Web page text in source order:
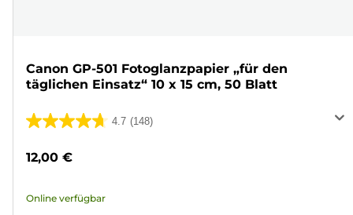
Canon GP-501 Fotoglanzpapier „für den
täglichen Einsatz“ 10 x 15 cm, 50 Blatt
4.7 (148)
4.7
148
12,00 €
Online verfügbar